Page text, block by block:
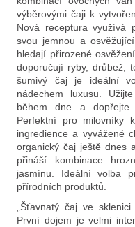
výběrovými čaji k
Nová receptura využívá
svou jemnou a
hledají přirozené
doporučují ryby, drůbež,
šumivý čaj je ideální
nádechem luxusu.
během dne a dopřejte
Perfektní pro milovníky
ingredience a vyvážené
organický čaj ještě dnes
přináší kombinace
jasmínu. Ideální volba
přírodních produktů.
„Šťavnatý čaj ve
První dojem je velmi
D
o
p
o
r
u
č
u
j
e
m
e